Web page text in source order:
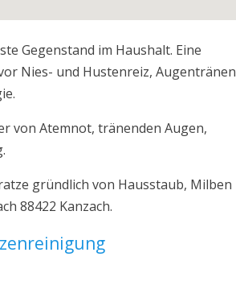
Gegenstand im Haushalt. Eine
Nies- und Hustenreiz, Augentränen
von Atemnot, tränenden Augen,
gründlich von Hausstaub, Milben
88422 Kanzach.